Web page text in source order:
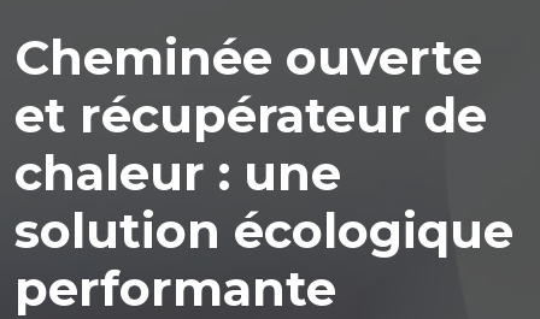
Cheminée ouverte
et récupérateur de
chaleur : une
solution écologique
performante